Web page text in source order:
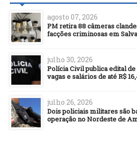
agosto 07, 2026
PM retira 88 câmeras
facções criminosas em
julho 30, 2026
Polícia Civil publica edital
vagas e salários de até R$
julho 26, 2026
Dois policiais militares são
operação no Nordeste de